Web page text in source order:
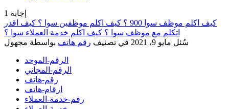
1 إجابة
كيف اكلم موظف سوا 900 ؟ كيف اكلم موظفين سوا ؟ كيف اقدر
اتكلم مع موظف سوا ؟ كيف اكلم خدمة العملاء سوا ؟
سُئل مايو 9، 2021 في تصنيف رقم هاتف بواسطة مجهول
الرقم-الموحد
الرقم-المجاني
رقم-هاتف
ارقام-هاتف
رقم-خدمة-العملاء